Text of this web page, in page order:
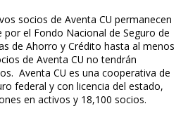
socios de Aventa CU permanecen
el Fondo Nacional de Seguro de
de Ahorro y Crédito hasta al menos
de Aventa CU no tendrán
Aventa CU es una cooperativa de
federal y con licencia del estado,
en activos y 18,100 socios.